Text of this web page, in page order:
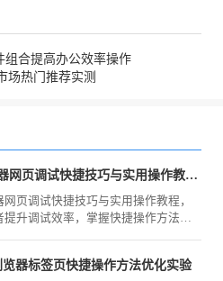
组合提高办公效率操作
场热门推荐实测
谷歌浏览器网页调试快捷技巧与实用操作教程分享
页调试快捷技巧与实用操作教程，
升调试效率，掌握快捷操作方法，
览器标签页快捷操作方法优化实验